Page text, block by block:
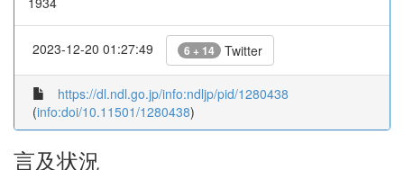
2023-12-20 01:27:49 6 + 14 Twitter
https://dl.ndl.go.jp/info:ndljp/pid/1280438
(info:doi/10.11501/1280438)
言及状況